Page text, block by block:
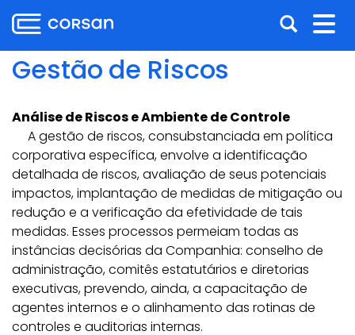
para
o
conteúdo
menu
para
busca
para
o
conteúdo
Abrir
a
Gestão de Riscos
Análise de Riscos e Ambiente de Controle
A gestão de riscos, consubstanciada em política
corporativa específica, envolve a identificação
detalhada de riscos, avaliação de seus potenciais
impactos, implantação de medidas de mitigação ou
redução e a verificação da efetividade de tais
medidas. Esses processos permeiam todas as
instâncias decisórias da Companhia: conselho de
administração, comitês estatutários e diretorias
executivas, prevendo, ainda, a capacitação de
agentes internos e o alinhamento das rotinas de
controles e auditorias internas.